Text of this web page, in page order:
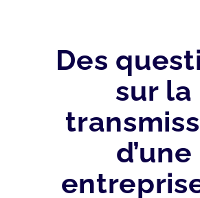
Des
sur la
d’une